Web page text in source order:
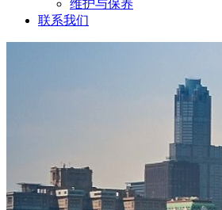
维护与保养
联系我们